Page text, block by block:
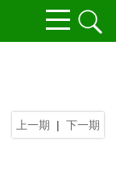
上一期 | 下一期